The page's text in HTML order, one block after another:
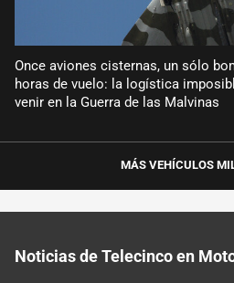
Once aviones cisternas, un sólo
horas de vuelo: la logística
venir en la Guerra de las Malvinas
MÁS VEHÍCULOS
Noticias de Telecinco en